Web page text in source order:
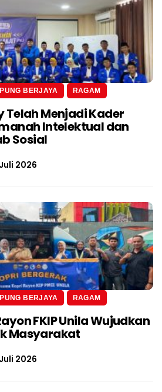
BERJAYA RAGAM
Telah Menjadi Kader
Intelektual dan
Sosial
2026
BERJAYA RAGAM
FKIP Unila Wujudkan
Masyarakat
2026